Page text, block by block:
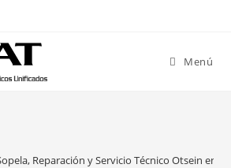
Menú
Reparación y Servicio Técnico Otsein en